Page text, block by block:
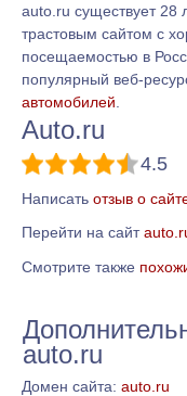
auto.ru существует 28
трастовым сайтом с
посещаемостью в
популярный веб-
автомобилей
Auto.ru
4.5
Написать отзыв о
Перейти на сайт
Смотрите также
auto.ru
Домен сайта: auto.ru